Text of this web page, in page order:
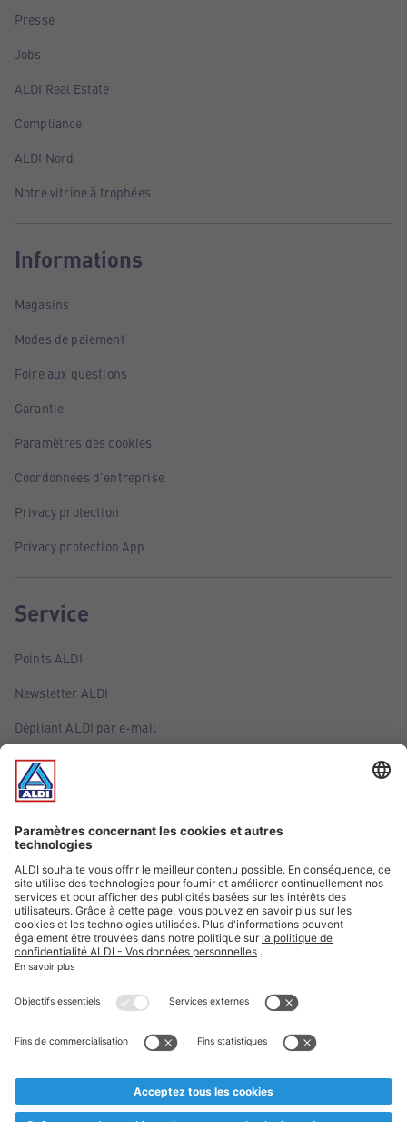
Presse
Jobs
ALDI Real Estate
Compliance
ALDI Nord
Notre vitrine à trophées
Informations
Magasins
Modes de paiement
Foire aux questions
Garantie
Paramètres des cookies
Coordonnées d'entreprise
Privacy protection
Privacy protection App
Service
Points ALDI
Newsletter ALDI
Dépliant ALDI par e-mail
Offres
Infos essentielles
Suivez ALDI Belgique
Textes marqués d'un astérisque et mentions légales
* Nous vendons ces articles temporairement et jusqu'à
au cas où, malgré le planning bien étudié, nous serions
prématurément en rupture de stock. Prix Recupel et TVA incl.
** Sur ce site, l’utilisation de la forme masculine a été adoptée